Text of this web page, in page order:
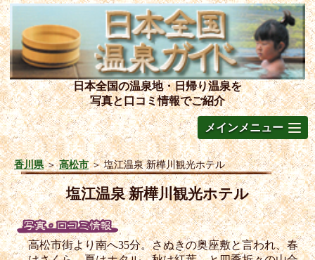
日本全国の温泉地・日帰り温泉を
写真と口コミ情報でご紹介
メインメニュー
香川県＞高松市＞塩江温泉 新樺川観光ホテル
塩江温泉 新樺川観光ホテル
高松市街より南へ35分。さぬきの奥座敷と言われ、春